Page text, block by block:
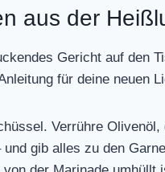
aus der
Gericht auf den
für deine neuen
Verrühre Olivenöl,
gib alles zu den